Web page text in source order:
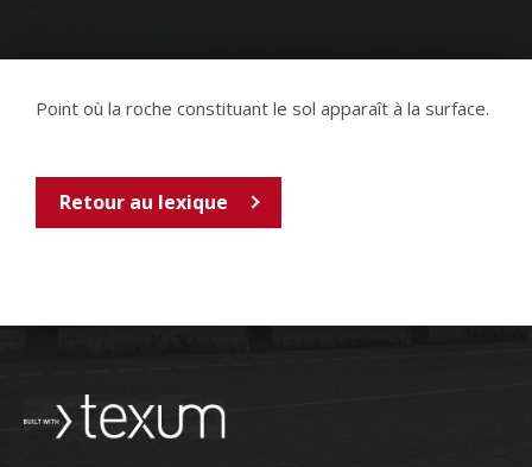
Point où la roche constituant le sol apparaît à la surface.
Retour au lexique